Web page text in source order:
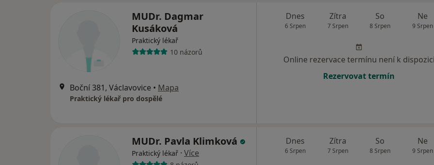
MUDr. Dagmar
Kusáková
Praktický lékař
10 názorů
Boční 381, Václavovice • Mapa
Praktický lékař pro dospělé
Dnes
6 Srpen
Zítra
7 Srpen
So
8 Srpen
Ne
9 Srpen
Online rezervace termínu není k dispozici
Rezervovat termín
MUDr. Pavla Klimková
Praktický lékař · Více
Dnes
6 Srpen
Zítra
7 Srpen
So
8 Srpen
Ne
9 Srpen